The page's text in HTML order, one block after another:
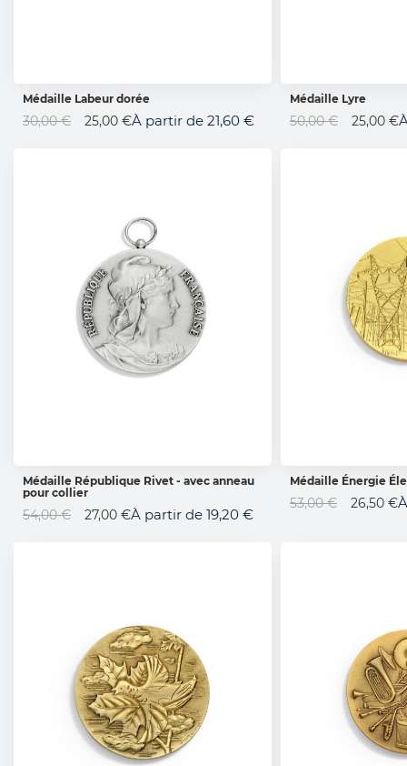
AJOUTER AU PANIER
Médaille Labeur dorée
Prix
25,00 €
30,00 € À partir de 21,60 €
Médaille Lyre
Prix
25,00 €
50,00 €
AJOUTER AU PANIER
Médaille République Rivet - avec anneau
pour collier
Prix
27,00 €
54,00 € À partir de 19,20 €
Médaille Énergie
Prix
26,50 €
53,00 €